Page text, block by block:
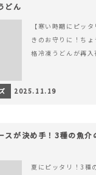
どん
【寒い時期にピッ
きのお守りに！ち
格冷凍うどんが再入
2025.11.19
スが決め手！3種の魚介
夏にピッタリ！3種